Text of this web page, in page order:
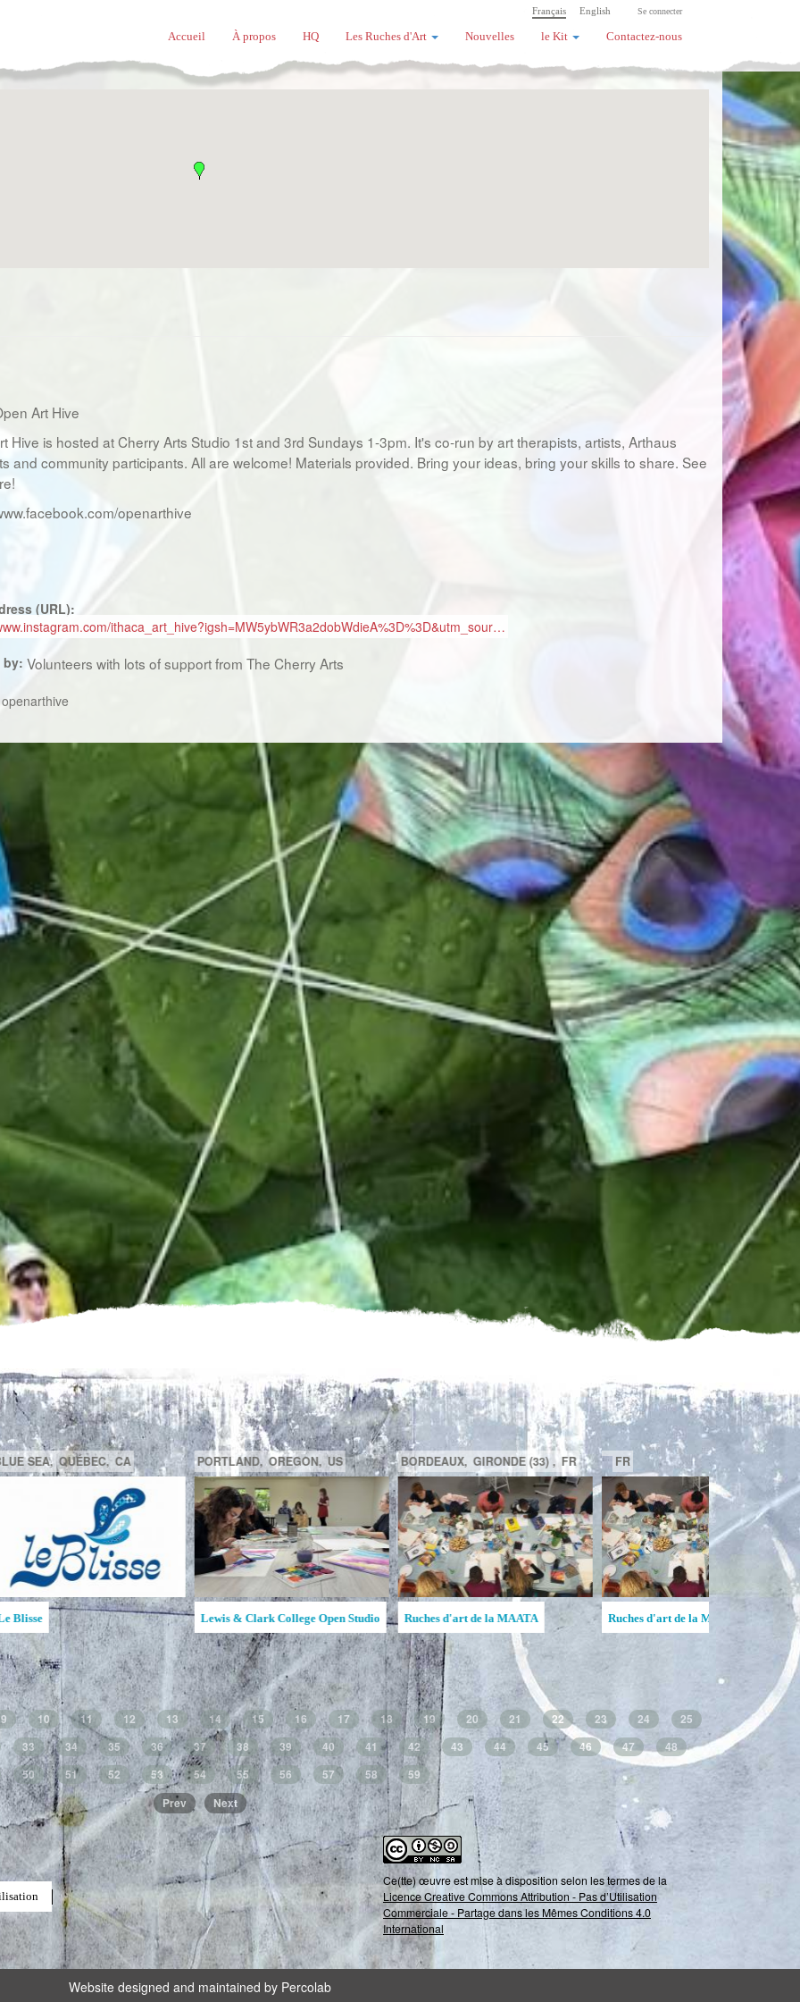
Se connecter
English
Français
Accueil À propos HQ Les Ruches d'Art Nouvelles le Kit Contactez-nous
Art Hive
Hive is hosted at Cherry Arts Studio 1st and 3rd Sundays 1-3pm. It's co-run by art therapists, artists, Arthaus
and community participants. All are welcome! Materials provided. Bring your ideas, bring your skills to share. See
openarthive
(URL):
ithaca_art_hive?igsh=MW5ybWR3a2dobWdieA%3D%3D&utm_sour…
by: Volunteers with lots of support from The Cherry Arts
openarthive
MAATA
GATINEAU, QUÉBEC, CA
Ruche d'Art de l'Étincelle
SAGUENAY, CA
Ruches d'Art Saguenay-Lac-Saint-
Jean
BEACONSFIELD, QUÉBEC, CA
Creative Hive / Ruche créative
TOULON,
Ruche d'art
9 10 11 12 13 14 15 16 17 18 19 20 21 22 23 24
25
33 34 35 36 37 38 39 40 41 42 43 44 45 46 47
48
50 51 52 53 54 55 56 57 58
59
Prev
Next
Ce(tte) œuvre est mise à disposition selon les termes de la
Licence Creative Commons Attribution - Pas d’Utilisation
Commerciale - Partage dans les Mêmes Conditions 4.0
International
Website designed and maintained by Percolab